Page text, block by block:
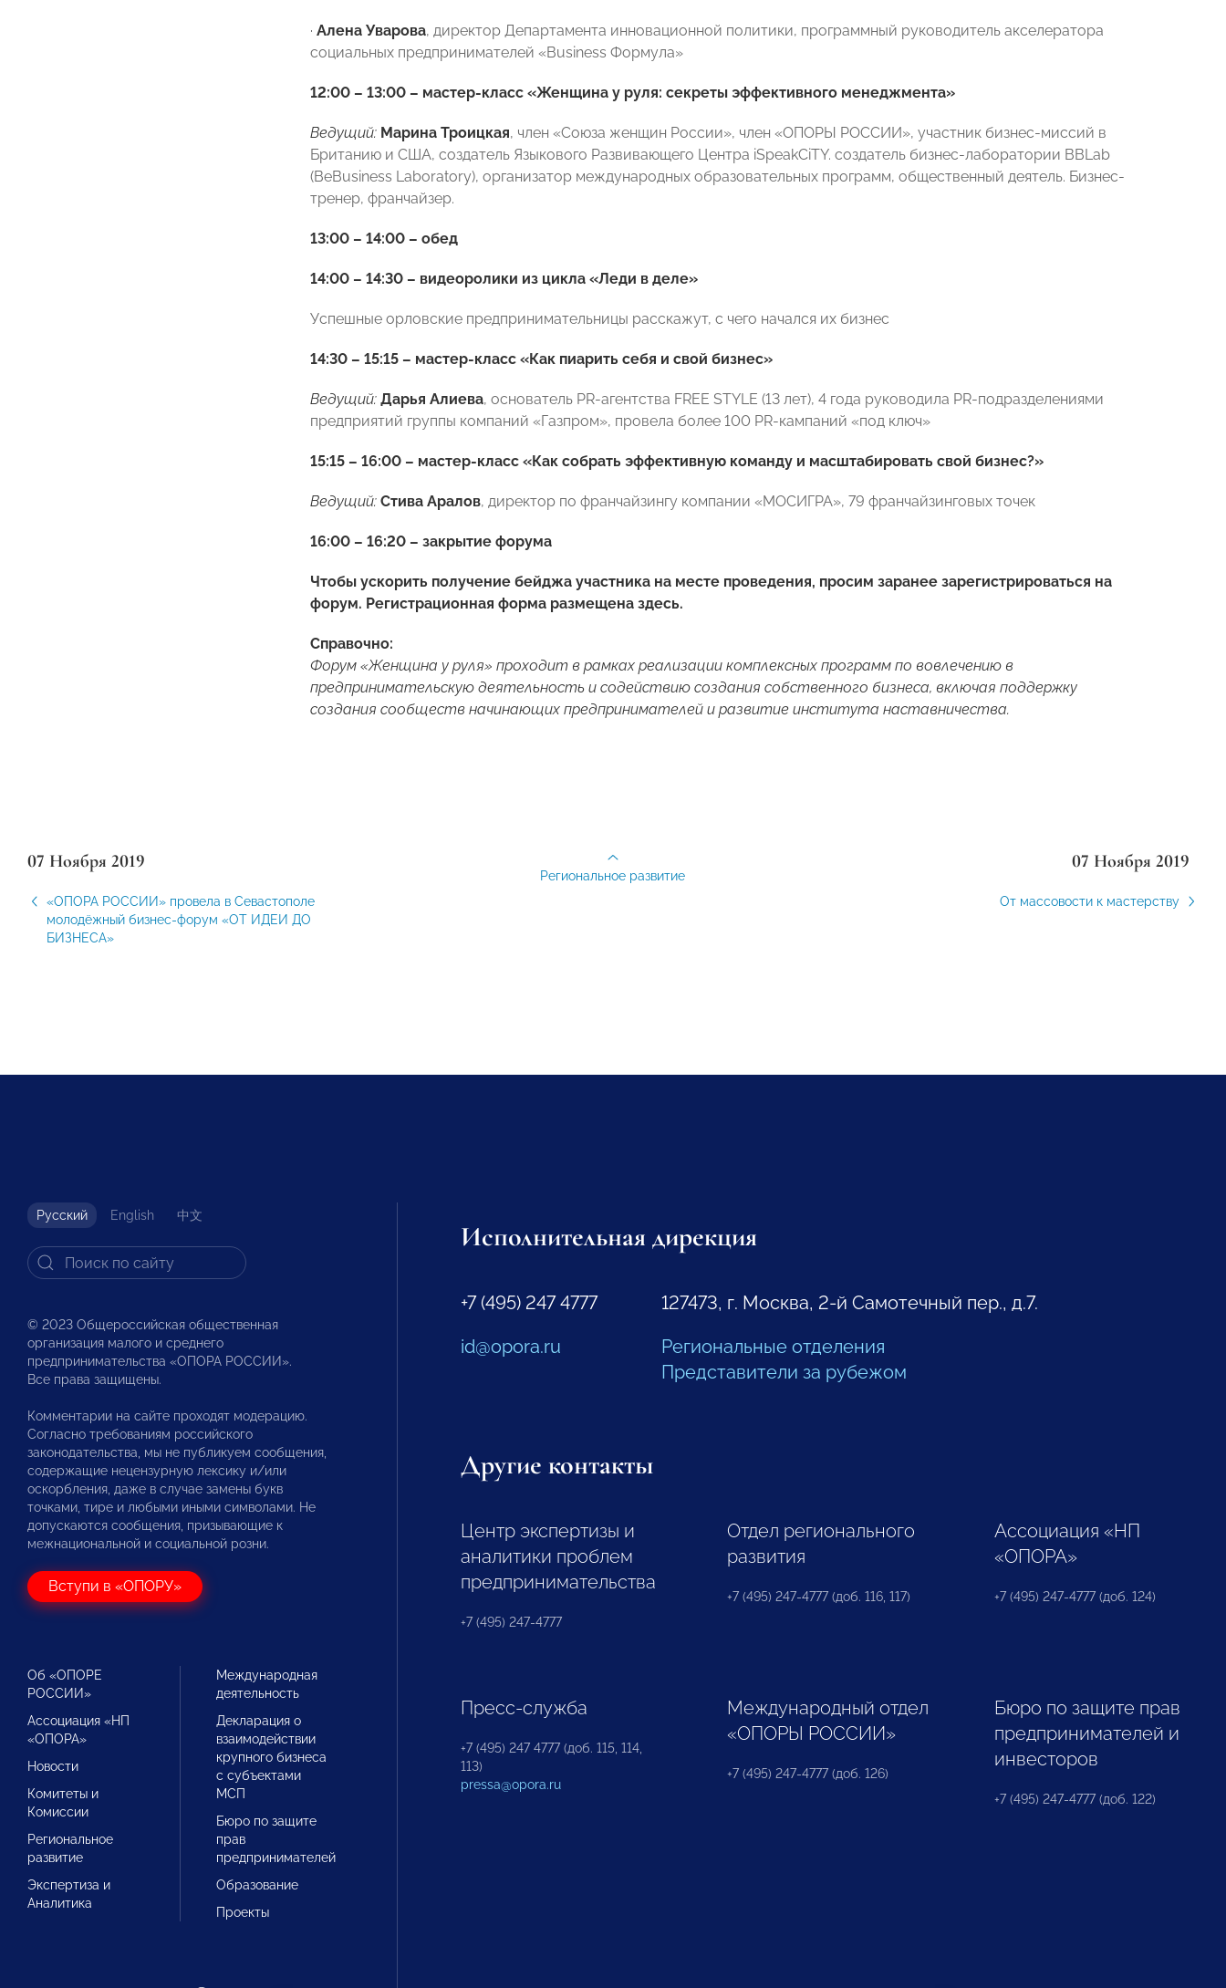
· Алена Уварова, директор Департамента инновационной политики, программный руководитель акселератора
социальных предпринимателей «Business Формула»
12:00 – 13:00 – мастер-класс «Женщина у руля: секреты эффективного менеджмента»
Ведущий: Марина Троицкая, член «Союза женщин России», член «ОПОРЫ РОССИИ», участник бизнес-миссий в
Британию и США, создатель Языкового Развивающего Центра iSpeakCiTY. создатель бизнес-лаборатории BBLab
(BeBusiness Laboratory), организатор международных образовательных программ, общественный деятель. Бизнес-
тренер, франчайзер.
13:00 – 14:00 – обед
14:00 – 14:30 – видеоролики из цикла «Леди в деле»
Успешные орловские предпринимательницы расскажут, с чего начался их бизнес
14:30 – 15:15 – мастер-класс «Как пиарить себя и свой бизнес»
Ведущий: Дарья Алиева, основатель PR-агентства FREE STYLE (13 лет), 4 года руководила PR-подразделениями
предприятий группы компаний «Газпром», провела более 100 PR-кампаний «под ключ»
15:15 – 16:00 – мастер-класс «Как собрать эффективную команду и масштабировать свой бизнес?»
Ведущий: Стива Аралов, директор по франчайзингу компании «МОСИГРА», 79 франчайзинговых точек
16:00 – 16:20 – закрытие форума
Чтобы ускорить получение бейджа участника на месте проведения, просим заранее зарегистрироваться на
форум. Регистрационная форма размещена здесь.
Справочно:
Форум «Женщина у руля» проходит в рамках реализации комплексных программ по вовлечению в
предпринимательскую деятельность и содействию создания собственного бизнеса, включая поддержку
создания сообществ начинающих предпринимателей и развитие института наставничества.
07 Ноября 2019
«ОПОРА РОССИИ» провела в Севастополе
молодёжный бизнес-форум «ОТ ИДЕИ ДО
БИЗНЕСА»
07 Ноября 2019
От массовости к мастерству
Региональное развитие
Русский English 中文
© 2023 Общероссийская общественная
организация малого и среднего
предпринимательства «ОПОРА РОССИИ».
Все права защищены.
Комментарии на сайте проходят модерацию.
Согласно требованиям российского
законодательства, мы не публикуем сообщения,
содержащие нецензурную лексику и/или
оскорбления, даже в случае замены букв
точками, тире и любыми иными символами. Не
допускаются сообщения, призывающие к
межнациональной и социальной розни.
Вступи в «ОПОРУ»
Об «ОПОРЕ
РОССИИ»
Ассоциация «НП
«ОПОРА»
Новости
Комитеты и
Комиссии
Региональное
развитие
Экспертиза и
Аналитика
Международная
деятельность
Декларация о
взаимодействии
крупного бизнеса
с субъектами
МСП
Бюро по защите
прав
предпринимателей
Образование
Проекты
Исполнительная дирекция
+7 (495) 247 4777
id@opora.ru
127473, г. Москва, 2-й Самотечный пер., д.7.
Региональные отделения
Представители за рубежом
Другие контакты
Центр экспертизы и
аналитики проблем
предпринимательства
+7 (495) 247-4777
Отдел регионального
развития
+7 (495) 247-4777 (доб. 116, 117)
Ассоциация «НП
«ОПОРА»
+7 (495) 247-4777 (доб. 124)
Пресс-служба
+7 (495) 247 4777 (доб. 115, 114,
113)
pressa@opora.ru
Международный отдел
«ОПОРЫ РОССИИ»
+7 (495) 247-4777 (доб. 126)
Бюро по защите прав
предпринимателей и
инвесторов
+7 (495) 247-4777 (доб. 122)